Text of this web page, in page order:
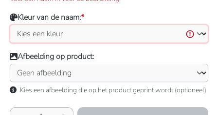
Kleur van de naam:*
Afbeelding op product:
Kies een afbeelding die op het product geprint wordt (optioneel)